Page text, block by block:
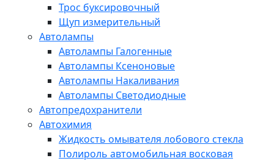
Трос буксировочный
Щуп измерительный
Автолампы
Автолампы Галогенные
Автолампы Ксеноновые
Автолампы Накаливания
Автолампы Светодиодные
Автопредохранители
Автохимия
Жидкость омывателя лобового стекла
Полироль автомобильная восковая